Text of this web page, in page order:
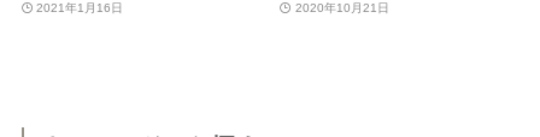
2021年1月16日 2020年10月21日